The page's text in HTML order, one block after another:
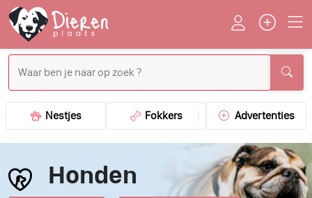
Nestjes Fokkers Advertenties
Honden